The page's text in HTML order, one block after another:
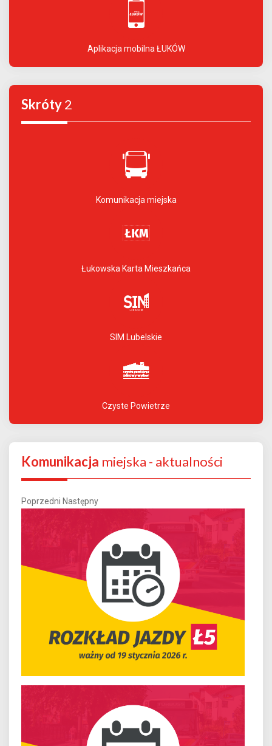
Aplikacja mobilna ŁUKÓW
Skróty2
Komunikacja miejska
Łukowska Karta Mieszkańca
SIM Lubelskie
Czyste Powietrze
Komunikacja miejska - aktualności
Poprzedni Następny